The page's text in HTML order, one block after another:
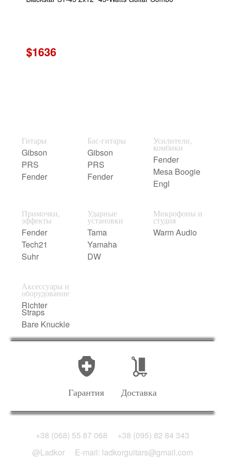
$1636
Гитары
Gibson
PRS
Fender
Бас-гитары
Gibson
PRS
Fender
Усилители,
комбики
Fender
Mesa Boogie
Engl
Примочки,
эффекты
Fender
Tech21
Suhr
Ударные
установки
Tama
Yamaha
DW
Микрофоны и
студия
Warm Audio
Аксессуары и
оборудование
Richter
Straps
Bare Knuckle
Гарантия Доставка
+38 (068) 55 87 068
+38 (095) 82 84 343
@Ladkor
E-mail: ladkorguitars@gmail.com